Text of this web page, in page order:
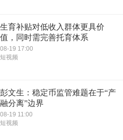
生育补贴对低收入群体更具价
值，同时需完善托育体系
08-19 17:00
短视频
彭文生：稳定币监管难题在于“产
融分离”边界
08-19 11:00
短视频